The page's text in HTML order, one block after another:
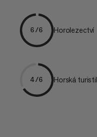
6/6 Horolezectví
4/6 Horská